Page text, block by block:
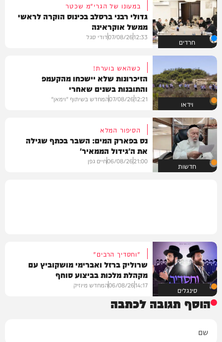
חרדים
במעונו של הגרי"מ שכטר
גדולי רבני ברסלב בכינוס הוקרה לראשי
ממשל אוקראינה
12:33
07/08/26דודי סגל
וידאו
כשהאש בוערת!
הזיכרונות שלא יישכחו מהקעמפ
והתובנות בשנים שאחרי
12:21
07/08/26המחדש בשיתוף "וימאן"
חדשות
הסיפור המלא
נס בפארק המים: השבר בכתף שגילה
את ה'גידול הממאיר'
21:00
06/08/26חיים גפן
סינגלים
"וחסדיך הרבים"
שרוליק ברזל ואברימי מושקוביץ עם
מקהלת מלכות בביצוע סוחף
14:17
06/08/26המחדש מיוזיק
הוסף תגובה לכתבה